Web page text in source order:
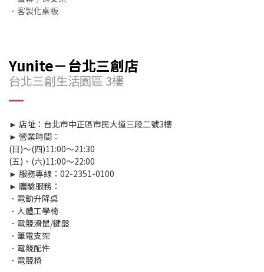
．客製化桌板
Yunite－台北三創店
台北三創生活園區 3樓
► 店址：台北市中正區市民大道三段二號3樓
► 營業時間：
(日)～(四)11:00～21:30
(五)、(六)11:00～22:00
► 服務專線：02-2351-0100
► 體驗服務：
．電動升降桌
．人體工學椅
．電競滑鼠/鍵盤
．筆電支架
．電競配件
．電競椅